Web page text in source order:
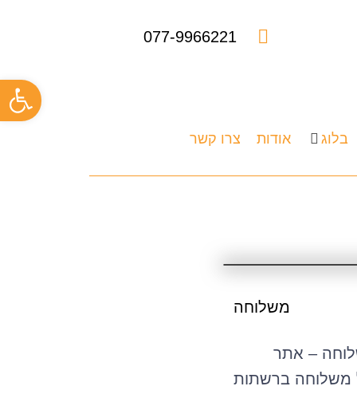
077-9966221
בלוג אודות צרו קשר
משלוחה
– אתר
משלוחה ברשתות